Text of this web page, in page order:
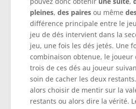
pleines,des paires ou même
différence principale entre le
jeu de dés intervient dans la
jeu, une fois les dés jetés. Une
combinaison obtenue, le
trois de ces dés au joueur
soin de cacher les deux
alors choisir de mentir sur la
restants ou alors dire la vérité.